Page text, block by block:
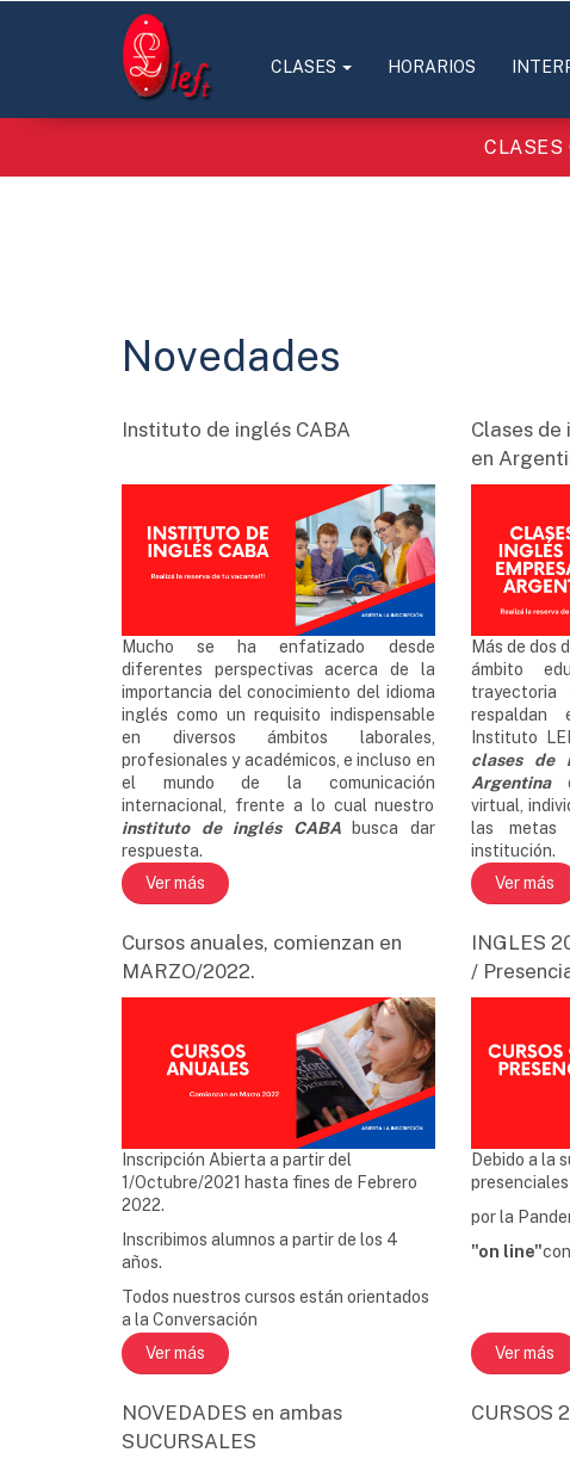
CLASES HORARIOS
CLASES
Novedades
Instituto de inglés CABA
Mucho se ha enfatizado desde
diferentes perspectivas acerca de la
importancia del conocimiento del idioma
inglés como un requisito indispensable
en diversos ámbitos laborales,
profesionales y académicos, e incluso en
el mundo de la comunicación
internacional, frente a lo cual nuestro
instituto de inglés CABAbusca dar
respuesta.
Ver más
Clases de
en
Más de dos
ámbito
trayectoria
respaldan
Instituto
clases de
Argentina
virtual,
las metas
institución.
Ver más
Cursos anuales, comienzan en
MARZO/2022.
Inscripción Abierta a partir del
1/Octubre/2021 hasta fines de Febrero
2022.
Inscribimos alumnos a partir de los 4
años.
Todos nuestros cursos están orientados
a la Conversación
Ver más
INGLES
/
Debido a la
presenciales
por la
"on line"
Ver más
NOVEDADES en ambas
SUCURSALES
CURSOS